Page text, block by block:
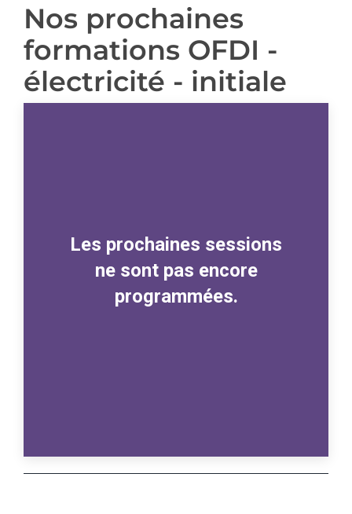
Nos prochaines
formations OFDI -
électricité - initiale
Les prochaines sessions
ne sont pas encore
programmées.